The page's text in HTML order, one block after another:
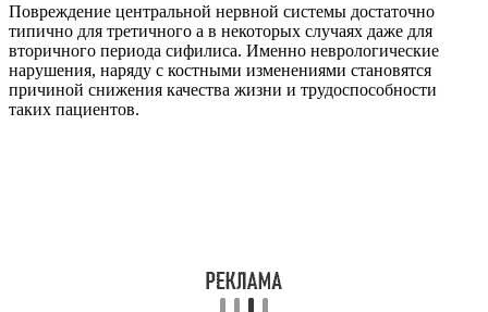
Повреждение центральной нервной системы достаточно
типично для третичного а в некоторых случаях даже для
вторичного периода сифилиса. Именно неврологические
нарушения, наряду с костными изменениями становятся
причиной снижения качества жизни и трудоспособности
таких пациентов.